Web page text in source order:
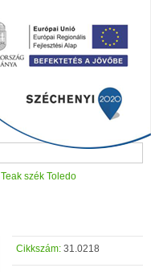
Teak szék Toledo
Cikkszám: 31.0218